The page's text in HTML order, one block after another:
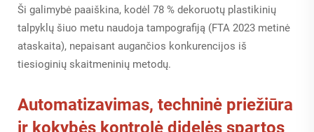
Ši galimybė paaiškina, kodėl 78 % dekoruotų plastikinių
talpyklų šiuo metu naudoja tampografiją (FTA 2023 metinė
ataskaita), nepaisant augančios konkurencijos iš
tiesioginių skaitmeninių metodų.
Automatizavimas, techninė priežiūra
ir kokybės kontrolė didelės spartos